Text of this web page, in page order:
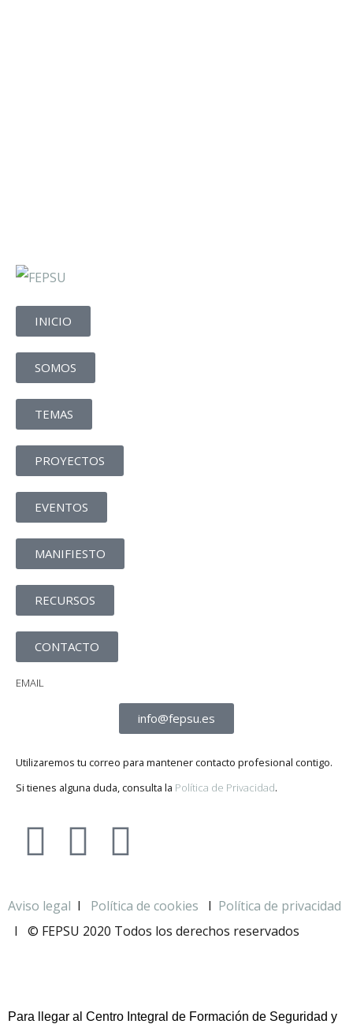
INICIO
SOMOS
TEMAS
PROYECTOS
EVENTOS
MANIFIESTO
RECURSOS
CONTACTO
EMAIL
info@fepsu.es
Utilizaremos tu correo para mantener contacto profesional contigo.
Si tienes alguna duda, consulta la Política de Privacidad.
Aviso legal I Política de cookies I Política de privacidad
I © FEPSU 2020 Todos los derechos reservados
Para llegar al Centro Integral de Formación de Seguridad y